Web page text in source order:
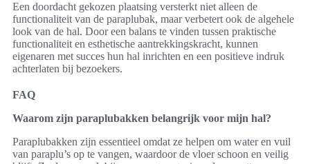
Een doordacht gekozen plaatsing versterkt niet alleen de
functionaliteit van de paraplubak, maar verbetert ook de algehele
look van de hal. Door een balans te vinden tussen praktische
functionaliteit en esthetische aantrekkingskracht, kunnen
eigenaren met succes hun hal inrichten en een positieve indruk
achterlaten bij bezoekers.
FAQ
Waarom zijn paraplubakken belangrijk voor mijn hal?
Paraplubakken zijn essentieel omdat ze helpen om water en vuil
van paraplu’s op te vangen, waardoor de vloer schoon en veilig